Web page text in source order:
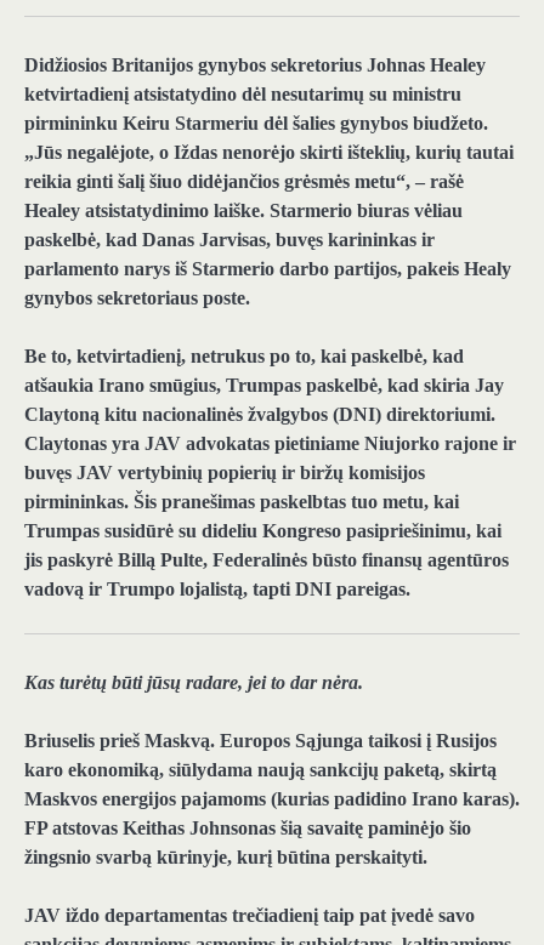
Didžiosios Britanijos gynybos sekretorius Johnas Healey
ketvirtadienį atsistatydino dėl nesutarimų su ministru
pirmininku Keiru Starmeriu dėl šalies gynybos biudžeto.
„Jūs negalėjote, o Iždas nenorėjo skirti išteklių, kurių tautai
reikia ginti šalį šiuo didėjančios grėsmės metu“, – rašė
Healey atsistatydinimo laiške. Starmerio biuras vėliau
paskelbė, kad Danas Jarvisas, buvęs karininkas ir
parlamento narys iš Starmerio darbo partijos, pakeis Healy
gynybos sekretoriaus poste.
Be to, ketvirtadienį, netrukus po to, kai paskelbė, kad
atšaukia Irano smūgius, Trumpas paskelbė, kad skiria Jay
Claytoną kitu nacionalinės žvalgybos (DNI) direktoriumi.
Claytonas yra JAV advokatas pietiniame Niujorko rajone ir
buvęs JAV vertybinių popierių ir biržų komisijos
pirmininkas. Šis pranešimas paskelbtas tuo metu, kai
Trumpas susidūrė su dideliu Kongreso pasipriešinimu, kai
jis paskyrė Billą Pulte, Federalinės būsto finansų agentūros
vadovą ir Trumpo lojalistą, tapti DNI pareigas.
Kas turėtų būti jūsų radare, jei to dar nėra.
Briuselis prieš Maskvą. Europos Sąjunga taikosi į Rusijos
karo ekonomiką, siūlydama naują sankcijų paketą, skirtą
Maskvos energijos pajamoms (kurias padidino Irano karas).
FP atstovas Keithas Johnsonas šią savaitę paminėjo šio
žingsnio svarbą kūrinyje, kurį būtina perskaityti.
JAV iždo departamentas trečiadienį taip pat įvedė savo